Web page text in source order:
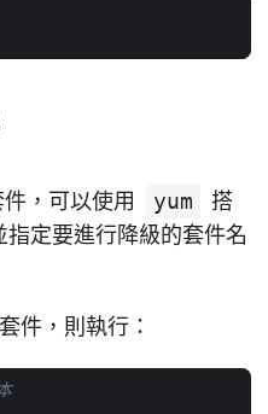
，可以使用 yum
搭
指定要進行降級的套件名
套件，則執行：